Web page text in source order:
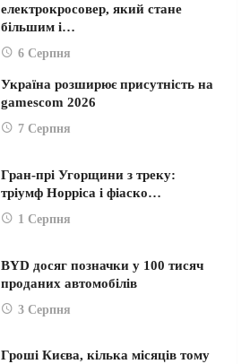
електрокросовер, який стане
більшим і…
6 Серпня
Україна розширює присутність на
gamescom 2026
7 Серпня
Гран-прі Угорщини з треку:
тріумф Норріса і фіаско…
1 Серпня
BYD досяг позначки у 100 тисяч
проданих автомобілів
3 Серпня
Гроші Києва, кілька місяців тому